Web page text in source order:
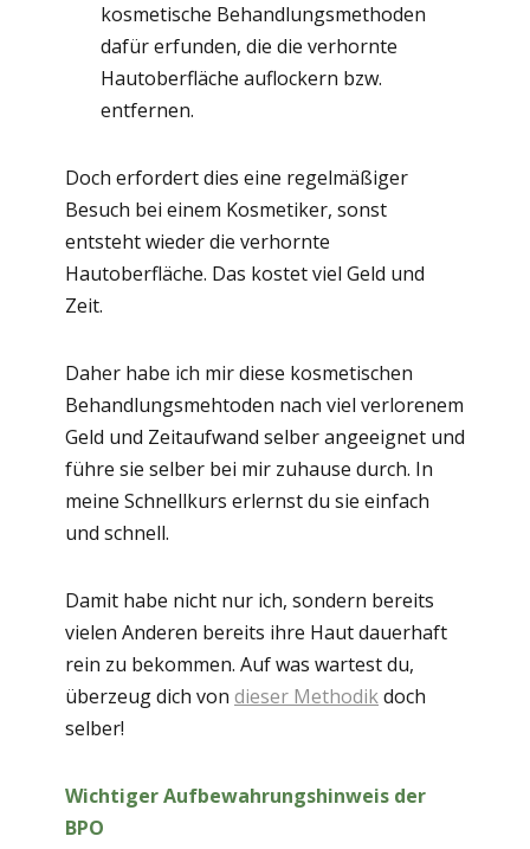
kosmetische Behandlungsmethoden
dafür erfunden, die die verhornte
Hautoberfläche auflockern bzw.
entfernen.
Doch erfordert dies eine regelmäßiger
Besuch bei einem Kosmetiker, sonst
entsteht wieder die verhornte
Hautoberfläche. Das kostet viel Geld und
Zeit.
Daher habe ich mir diese kosmetischen
Behandlungsmehtoden nach viel verlorenem
Geld und Zeitaufwand selber angeeignet und
führe sie selber bei mir zuhause durch. In
meine Schnellkurs erlernst du sie einfach
und schnell.
Damit habe nicht nur ich, sondern bereits
vielen Anderen bereits ihre Haut dauerhaft
rein zu bekommen. Auf was wartest du,
überzeug dich von dieser Methodikdoch
selber!
Wichtiger Aufbewahrungshinweis der
BPO